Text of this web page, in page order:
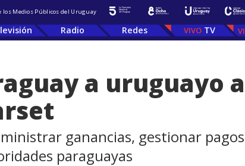
los Medios Públicos del Uruguay
Radio Redes TV
a uruguayo
ganancias, gestionar
paraguayas